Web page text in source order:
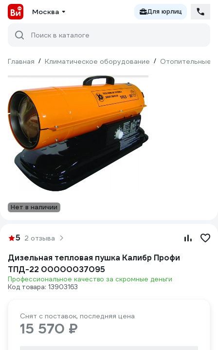
Москва Для юрлиц
Поиск в каталоге
Главная / Климатическое оборудование / Отопительные
Нет в наличии
5 2 отзыва
Дизельная тепловая пушка Калибр Профи
ТПД-22 00000037095
Профессиональное качество за скромные деньги
Код товара: 13903163
Снят с поставок, последняя цена
15 570 ₽